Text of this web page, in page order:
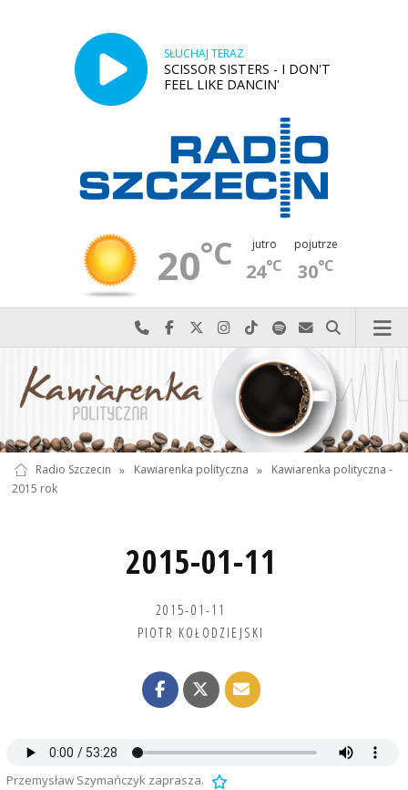
SŁUCHAJ TERAZ
SCISSOR SISTERS - I DON'T
FEEL LIKE DANCIN'
20°C jutro
24°C
pojutrze
30°C
Najlepiej po prostu do nas zadzwoń
Odwiedź nas na Facebook-u
Odwiedź nas na X
Odwiedź nas na Instagram-ie
Odwiedź nas na TikTok-u
Szukaj nas na Spotify
Wyślij do nas
Szukaj
Radio Szczecin » Kawiarenka polityczna »
Kawiarenka polityczna -
2015 rok
2015-01-11
2015-01-11
PIOTR KOŁODZIEJSKI
Przemysław Szymańczyk zaprasza.